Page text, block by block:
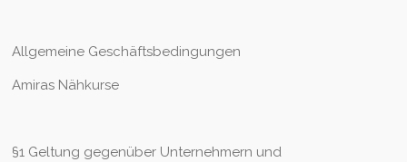
Allgemeine Geschäftsbedingungen
Amiras Nähkurse
§1 Geltung gegenüber Unternehmern und